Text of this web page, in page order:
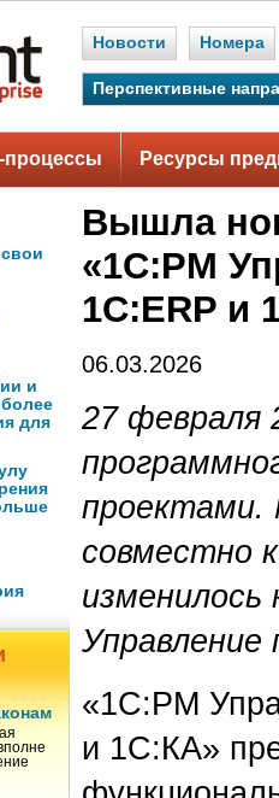
Новости Номера
Перспективные
процессы Ресурсы
и
для
Вышла
«1С:PM
1С:ERP и
06.03.2026
27 февраля
проектами.
совместно
изменилось
«1С:PM
и 1С:КА»